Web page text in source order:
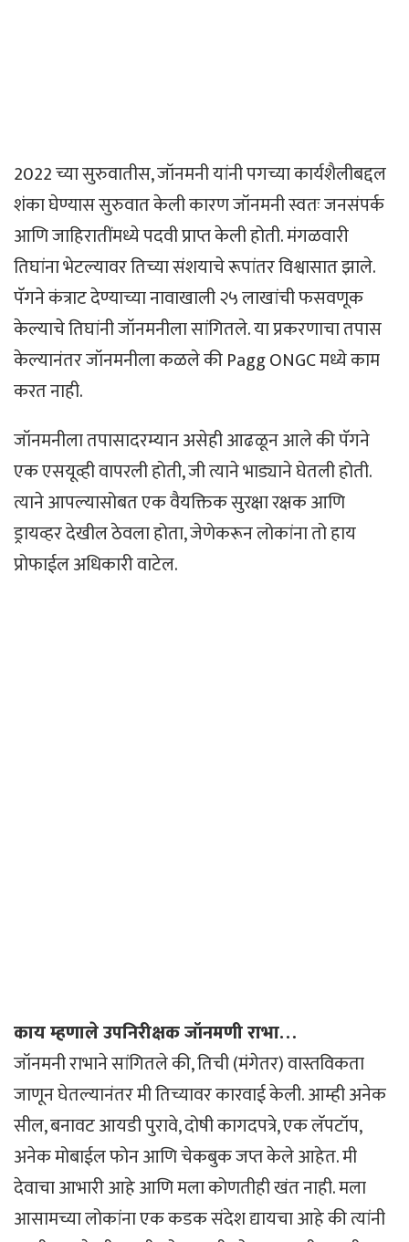
2022 च्या सुरुवातीस, जॉनमनी यांनी पगच्या कार्यशैलीबद्दल
शंका घेण्यास सुरुवात केली कारण जॉनमनी स्वतः जनसंपर्क
आणि जाहिरातींमध्ये पदवी प्राप्त केली होती. मंगळवारी
तिघांना भेटल्यावर तिच्या संशयाचे रूपांतर विश्वासात झाले.
पॅगने कंत्राट देण्याच्या नावाखाली २५ लाखांची फसवणूक
केल्याचे तिघांनी जॉनमनीला सांगितले. या प्रकरणाचा तपास
केल्यानंतर जॉनमनीला कळले की Pagg ONGC मध्ये काम
करत नाही.
जॉनमनीला तपासादरम्यान असेही आढळून आले की पॅगने
एक एसयूव्ही वापरली होती, जी त्याने भाड्याने घेतली होती.
त्याने आपल्यासोबत एक वैयक्तिक सुरक्षा रक्षक आणि
ड्रायव्हर देखील ठेवला होता, जेणेकरून लोकांना तो हाय
प्रोफाईल अधिकारी वाटेल.
काय म्हणाले उपनिरीक्षक जॉनमणी राभा…
जॉनमनी राभाने सांगितले की, तिची (मंगेतर) वास्तविकता
जाणून घेतल्यानंतर मी तिच्यावर कारवाई केली. आम्ही अनेक
सील, बनावट आयडी पुरावे, दोषी कागदपत्रे, एक लॅपटॉप,
अनेक मोबाईल फोन आणि चेकबुक जप्त केले आहेत. मी
देवाचा आभारी आहे आणि मला कोणतीही खंत नाही. मला
आसामच्या लोकांना एक कडक संदेश द्यायचा आहे की त्यांनी